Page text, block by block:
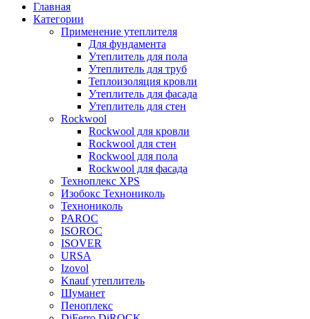
Главная
Категории
Применение утеплителя
Для фундамента
Утеплитель для пола
Утеплитель для труб
Теплоизоляция кровли
Утеплитель для фасада
Утеплитель для стен
Rockwool
Rockwool для кровли
Rockwool для стен
Rockwool для пола
Rockwool для фасада
Техноплекс XPS
Изобокс Технониколь
Технониколь
PAROC
ISOROC
ISOVER
URSA
Izovol
Knauf утеплитель
Шуманет
Пеноплекс